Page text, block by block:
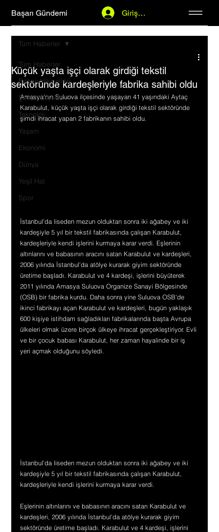
Başarı Gündemi Giriş Yap
Tüm Haberler
Başarı Hikayeleri
Şirket Haberleri
Teknoloji
Yaşam
Ekonomi
Dünya
Yeşil Hat
Spor
Tüm Haberler
Küçük yaşta işçi olarak girdiği tekstil
sektöründe kardeşleriyle fabrika sahibi oldu
Amasya'nın Suluova ilçesinde yaşayan 41 yaşındaki Aytaç
Karabulut, küçük yaşta işçi olarak girdiği tekstil sektöründe
şimdi ihracat yapan 2 fabrikanın sahibi oldu.
İstanbul'da liseden mezun olduktan sonra iki ağabey ve iki
kardeşiyle 5 yıl bir tekstil fabrikasında çalışan Karabulut,
kardeşleriyle kendi işlerini kurmaya karar verdi. Eşlerinin
altınlarını ve babasının aracını satan Karabulut ve kardeşleri,
2006 yılında İstanbul'da atölye kurarak giyim sektöründe
üretime başladı. Karabulut ve 4 kardeşi, işlerini büyüterek
2011 yılında Amasya Suluova Organize Sanayi Bölgesinde
(OSB) bir fabrika kurdu. Daha sonra yine Suluova OSB'de
ikinci fabrikayı açan Karabulut ve kardeşleri, bugün yaklaşık
600 kişiye istihdam sağladıkları fabrikalarında başta Avrupa
ülkeleri olmak üzere birçok ülkeye ihracat gerçekleştiriyor. Evli
ve bir çocuk babası Karabulut, her zaman hayalinde bir iş
yeri açmak olduğunu söyledi.
İstanbul'da liseden mezun olduktan sonra iki ağabey ve iki
kardeşiyle 5 yıl bir tekstil fabrikasında çalışan Karabulut,
kardeşleriyle kendi işlerini kurmaya karar verdi.
Eşlerinin altınlarını ve babasının aracını satan Karabulut ve
kardeşleri, 2006 yılında İstanbul'da atölye kurarak giyim
sektöründe üretime başladı. Karabulut ve 4 kardeşi, işlerini